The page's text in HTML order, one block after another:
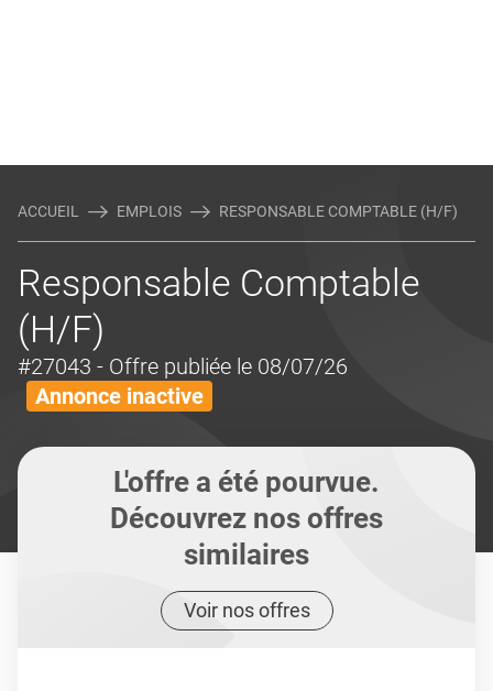
ACCUEIL EMPLOIS RESPONSABLE COMPTABLE (H/F)
Responsable Comptable
(H/F)
#27043 - Offre publiée le 08/07/26
Annonce inactive
L'offre a été pourvue.
Découvrez nos offres
similaires
Voir nos offres